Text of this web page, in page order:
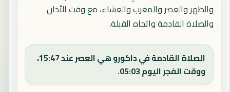
والظهر والعصر والمغرب والعشاء، مع وقت الأذان
والصلاة القادمة واتجاه القبلة.
الصلاة القادمة في داكورو هي العصر عند 15:47،
ووقت الفجر اليوم 05:03.